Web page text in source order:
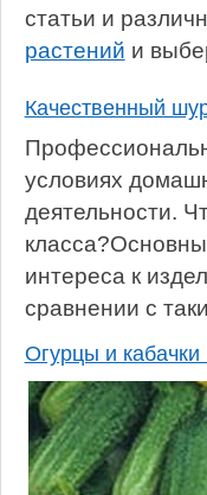
статьи и
растений и
Качественный
условиях
деятельности.
интереса к
сравнении с
Огурцы и